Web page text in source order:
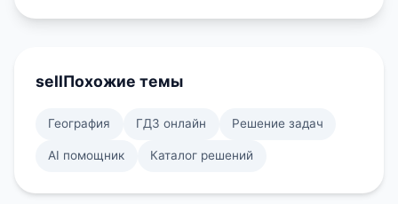
sellПохожие темы
География ГДЗ онлайн Решение задач
AI помощник Каталог решений